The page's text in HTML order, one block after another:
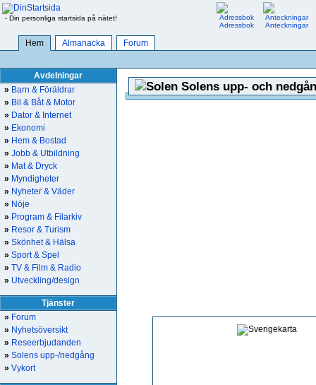
- Din personliga startsida på nätet!
Adressbok
Anteckningar
Hem Almanacka Forum
Avdelningar
» Barn & Föräldrar
» Bil & Båt & Motor
» Dator & Internet
» Ekonomi
» Hem & Bostad
» Jobb & Utbildning
» Mat & Dryck
» Myndigheter
» Nyheter & Väder
» Nöje
» Program & Filarkiv
» Resor & Turism
» Skönhet & Hälsa
» Sport & Spel
» TV & Film & Radio
» Utveckling/design
Tjänster
» Forum
» Nyhetsöversikt
» Reseerbjudanden
» Solens upp-/nedgång
» Vykort
Solens upp- och